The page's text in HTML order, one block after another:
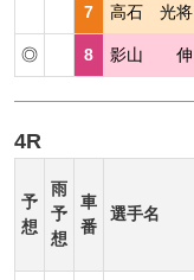
7 高石 光将
◎ 8 影山 伸
4R
予
想
雨
予
想
車
番
選手名